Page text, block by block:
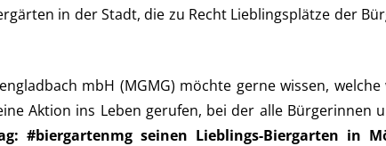
in der Stadt, die zu Recht Lieblingsplätze der
mbH (MGMG) möchte gerne wissen,
Aktion ins Leben gerufen, bei der alle Bürgerinnen
#biergartenmg seinen Lieblings-Biergarten in